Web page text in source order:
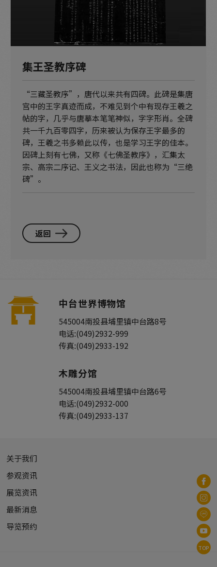
集王圣教序碑
“三藏圣教序”，唐代以来共有四碑。此碑是集唐
宫中的王字真迹而成，不难见到个中有现存王羲之
帖的字，几乎与唐摹本笔笔神似，字字形肖。全碑
共一千九百零四字，历来被认为保存王字最多的
碑，王羲之书多赖此以传，也是学习王字的佳本。
因碑上刻有七佛，又称《七佛圣教序》，汇集太
宗、高宗二序记、王义之书法，因此也称为“三绝
碑”。
返回
中台世界博物馆
545004南投县埔里镇中台路8号
电话:(049)2932-999
传真:(049)2933-192
木雕分馆
545004南投县埔里镇中台路6号
电话:(049)2932-000
传真:(049)2933-137
关于我们
参观资讯
展览资讯
最新消息
导览预约
TOP